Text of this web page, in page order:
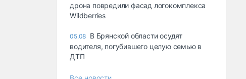
дрона повредили фасад логокомплекса
Wildberries
05.08 В Брянской области осудят
водителя, погубившего целую семью в
ДТП